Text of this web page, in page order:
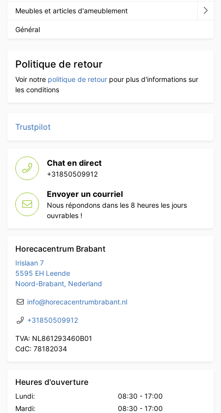
Meubles et articles d'ameublement
Général
Politique de retour
Voir notre politique de retour pour plus d'informations sur
les conditions
Trustpilot
Chat en direct
+31850509912
Envoyer un courriel
Nous répondons dans les 8 heures les jours
ouvrables !
Horecacentrum Brabant
Irislaan 7
5595 EH Leende
Noord-Brabant, Nederland
info@horecacentrumbrabant.nl
+31850509912
TVA: NL861293460B01
CdC: 78182034
Heures d'ouverture
Lundi: 08:30 - 17:00
Mardi:
08:30 - 17:00